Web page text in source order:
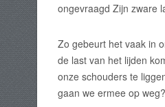
ongevraagd Zijn zware
Zo gebeurt het vaak in
de last van het lijden
onze schouders te
gaan we ermee op weg?